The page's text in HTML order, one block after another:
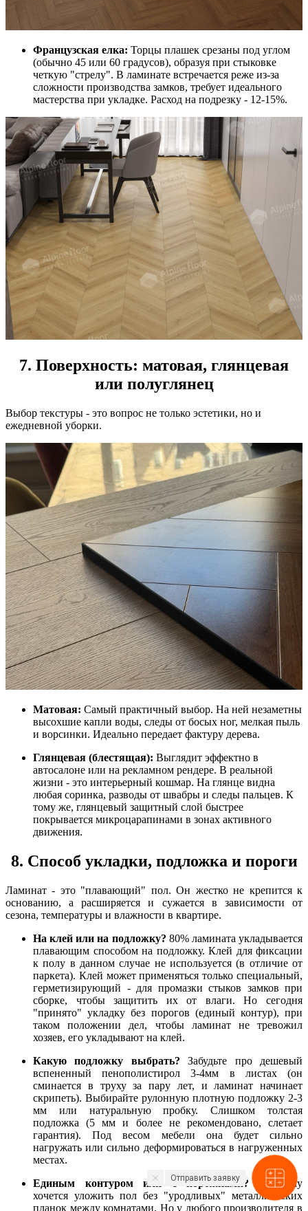
Французская елка: Торцы плашек срезаны под углом
(обычно 45 или 60 градусов), образуя при стыковке
четкую "стрелу". В ламинате встречается реже из-за
сложности производства замков, требует идеального
мастерства при укладке. Расход на подрезку - 12-15%.
7. Поверхность: матовая, глянцевая
или полуглянец
Выбор текстуры - это вопрос не только эстетики, но и
ежедневной уборки.
Матовая: Самый практичный выбор. На ней незаметны
высохшие капли воды, следы от босых ног, мелкая пыль
и ворсинки. Идеально передает фактуру дерева.
Глянцевая (блестящая): Выглядит эффектно в
автосалоне или на рекламном рендере. В реальной
жизни - это интерьерный кошмар. На глянце видна
любая соринка, разводы от швабры и следы пальцев. К
тому же, глянцевый защитный слой быстрее
покрывается микроцарапинами в зонах активного
движения.
8. Способ укладки, подложка и пороги
Ламинат - это "плавающий" пол. Он жестко не крепится к
основанию, а расширяется и сужается в зависимости от
сезона, температуры и влажности в квартире.
На клей или на подложку? 80% ламината укладывается
плавающим способом на подложку. Клей для фиксации
к полу в данном случае не используется (в отличие от
паркета). Клей может применяться только специальный,
герметизирующий - для промазки стыков замков при
сборке, чтобы защитить их от влаги. Но сегодня
"принято" укладку без порогов (единый контур), при
таком положении дел, чтобы ламинат не тревожил
хозяев, его укладывают на клей.
Какую подложку выбрать? Забудьте про дешевый
вспененный пенополистирол 3-4мм в листах (он
сминается в труху за пару лет, и ламинат начинает
скрипеть). Выбирайте рулонную плотную подложку 2-3
мм или натуральную пробку. Слишком толстая
подложка (5 мм и более не рекомендовано, слетает
гарантия). Под весом мебели она будет сильно
нагружать или сильно деформироваться в нагруженных
местах.
Единым контуром или с порожками? Каждому
хочется уложить пол без "уродливых" металлических
планок между комнатами. Но у любого производителя в
Отправить заявку